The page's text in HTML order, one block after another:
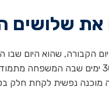
את שלושים
ספירת ה-30 יום מיום הקבורה,
מוכנה נפשית לקחת חלק